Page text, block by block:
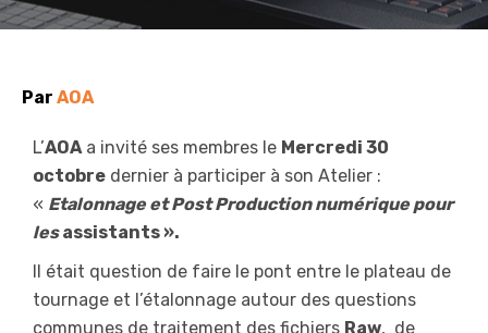
Par AOA
L’AOAa invité ses membres le Mercredi 30
octobre dernier à participer à son Atelier :
« Etalonnage et Post Production numérique pour
lesassistants ».
Il était question de faire le pont entre le plateau de
tournage et l’étalonnage autour des questions
communes de traitement des fichiers Raw, de